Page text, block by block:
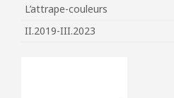
L’attrape-couleurs
II.2019-III.2023